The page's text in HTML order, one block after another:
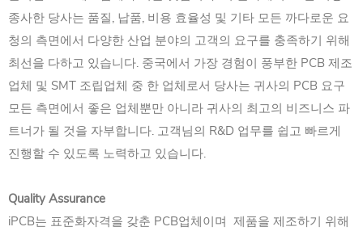
종사한 당사는 품질, 납품, 비용 효율성 및 기타 모든 까다로운 요
청의 측면에서 다양한 산업 분야의 고객의 요구를 충족하기 위해
최선을 다하고 있습니다. 중국에서 가장 경험이 풍부한 PCB 제조
업체 및 SMT 조립업체 중 한 업체로서 당사는 귀사의 PCB 요구
모든 측면에서 좋은 업체뿐만 아니라 귀사의 최고의 비즈니스 파
트너가 될 것을 자부합니다. 고객님의 R&D 업무를 쉽고 빠르게
진행할 수 있도록 노력하고 있습니다.
Quality Assurance
iPCB는 표준화자격을 갖춘 PCB업체이며 제품을 제조하기 위해